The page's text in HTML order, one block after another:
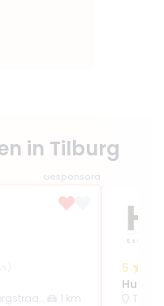
in Tilburg
Gesponsord
1 km
5
Huid